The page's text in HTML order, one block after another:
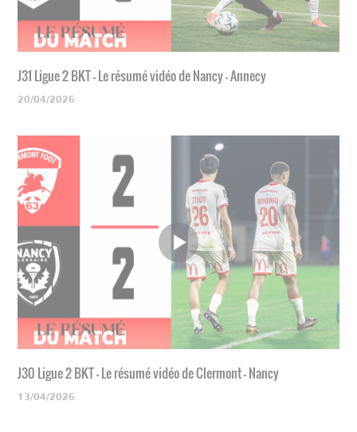
J31 Ligue 2 BKT - Le résumé vidéo de Nancy - Annecy
20/04/2026
J30 Ligue 2 BKT - Le résumé vidéo de Clermont - Nancy
13/04/2026